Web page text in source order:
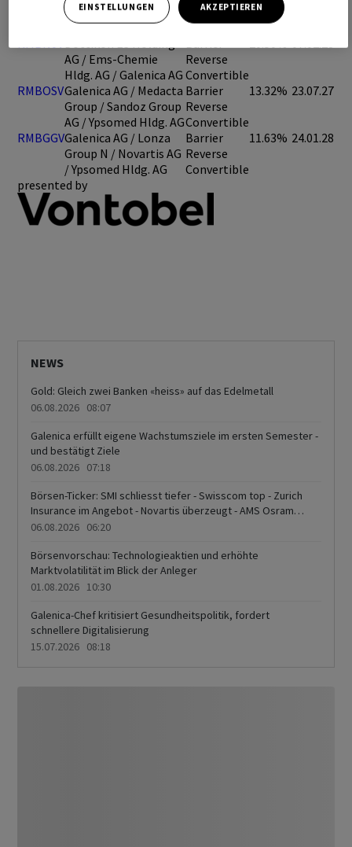
Basiswert(e) Typ
Rendite
max.
RMBN0VDottikon ES Holding
AG / Ems-Chemie
Hldg. AG / Galenica AG
Barrier
Reverse
Convertible
20.50% 07.02.28
RMBOSVGalenica AG / Medacta
Group / Sandoz Group
AG / Ypsomed Hldg. AG
Barrier
Reverse
Convertible
13.32% 23.07.27
RMBGGVGalenica AG / Lonza
Group N / Novartis AG
/ Ypsomed Hldg. AG
Barrier
Reverse
Convertible
11.63% 24.01.28
presented by
NEWS
Gold: Gleich zwei Banken «heiss» auf das Edelmetall
06.08.2026 08:07
Galenica erfüllt eigene Wachstumsziele im ersten Semester -
und bestätigt Ziele
06.08.2026 07:18
Börsen-Ticker: SMI schliesst tiefer - Swisscom top - Zurich
Insurance im Angebot - Novartis überzeugt - AMS Osram
schwach
06.08.2026 06:20
Börsenvorschau: Technologieaktien und erhöhte
Marktvolatilität im Blick der Anleger
01.08.2026 10:30
Galenica-Chef kritisiert Gesundheitspolitik, fordert
schnellere Digitalisierung
15.07.2026 08:18
EINSTELLUNGEN AKZEPTIEREN